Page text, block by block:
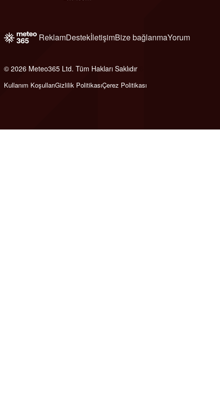
ReklamDestekİletişimBize bağlanmaYorum
© 2026 Meteo365 Ltd. Tüm Hakları Saklıdır
Kullanım KoşullarıGizlilik PolitikasıÇerez Politikası